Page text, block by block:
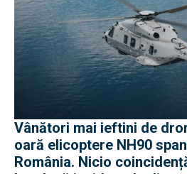
Vânători mai ieftini de
oară elicoptere NH90
România. Nicio